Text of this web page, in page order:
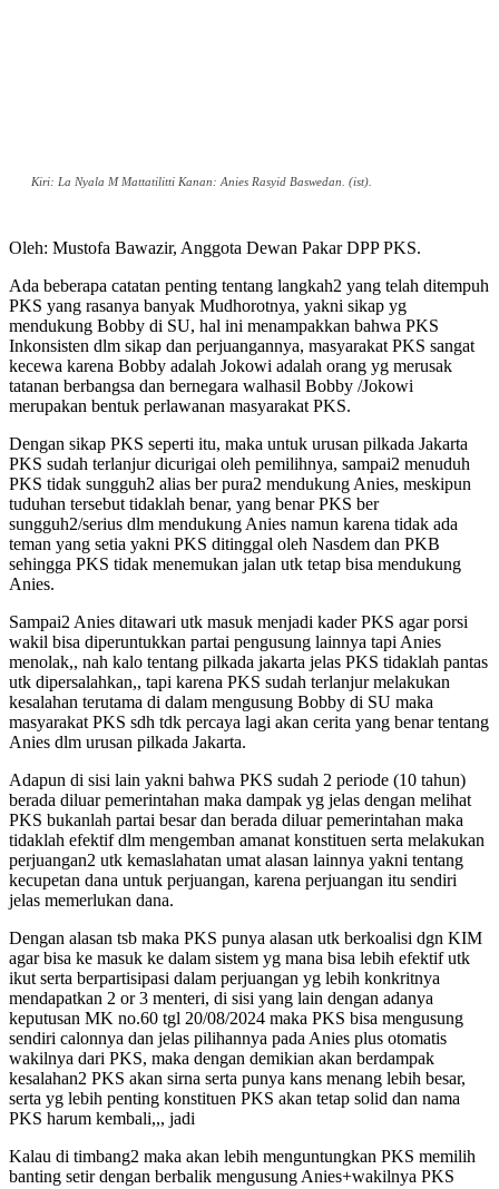
Kiri: La Nyala M Mattatilitti Kanan: Anies Rasyid Baswedan. (ist).
Oleh: Mustofa Bawazir, Anggota Dewan Pakar DPP PKS.
Ada beberapa catatan penting tentang langkah2 yang telah ditempuh
PKS yang rasanya banyak Mudhorotnya, yakni sikap yg
mendukung Bobby di SU, hal ini menampakkan bahwa PKS
Inkonsisten dlm sikap dan perjuangannya, masyarakat PKS sangat
kecewa karena Bobby adalah Jokowi adalah orang yg merusak
tatanan berbangsa dan bernegara walhasil Bobby /Jokowi
merupakan bentuk perlawanan masyarakat PKS.
Dengan sikap PKS seperti itu, maka untuk urusan pilkada Jakarta
PKS sudah terlanjur dicurigai oleh pemilihnya, sampai2 menuduh
PKS tidak sungguh2 alias ber pura2 mendukung Anies, meskipun
tuduhan tersebut tidaklah benar, yang benar PKS ber
sungguh2/serius dlm mendukung Anies namun karena tidak ada
teman yang setia yakni PKS ditinggal oleh Nasdem dan PKB
sehingga PKS tidak menemukan jalan utk tetap bisa mendukung
Anies.
Sampai2 Anies ditawari utk masuk menjadi kader PKS agar porsi
wakil bisa diperuntukkan partai pengusung lainnya tapi Anies
menolak,, nah kalo tentang pilkada jakarta jelas PKS tidaklah pantas
utk dipersalahkan,, tapi karena PKS sudah terlanjur melakukan
kesalahan terutama di dalam mengusung Bobby di SU maka
masyarakat PKS sdh tdk percaya lagi akan cerita yang benar tentang
Anies dlm urusan pilkada Jakarta.
Adapun di sisi lain yakni bahwa PKS sudah 2 periode (10 tahun)
berada diluar pemerintahan maka dampak yg jelas dengan melihat
PKS bukanlah partai besar dan berada diluar pemerintahan maka
tidaklah efektif dlm mengemban amanat konstituen serta melakukan
perjuangan2 utk kemaslahatan umat alasan lainnya yakni tentang
kecupetan dana untuk perjuangan, karena perjuangan itu sendiri
jelas memerlukan dana.
Dengan alasan tsb maka PKS punya alasan utk berkoalisi dgn KIM
agar bisa ke masuk ke dalam sistem yg mana bisa lebih efektif utk
ikut serta berpartisipasi dalam perjuangan yg lebih konkritnya
mendapatkan 2 or 3 menteri, di sisi yang lain dengan adanya
keputusan MK no.60 tgl 20/08/2024 maka PKS bisa mengusung
sendiri calonnya dan jelas pilihannya pada Anies plus otomatis
wakilnya dari PKS, maka dengan demikian akan berdampak
kesalahan2 PKS akan sirna serta punya kans menang lebih besar,
serta yg lebih penting konstituen PKS akan tetap solid dan nama
PKS harum kembali,,, jadi
Kalau di timbang2 maka akan lebih menguntungkan PKS memilih
banting setir dengan berbalik mengusung Anies+wakilnya PKS